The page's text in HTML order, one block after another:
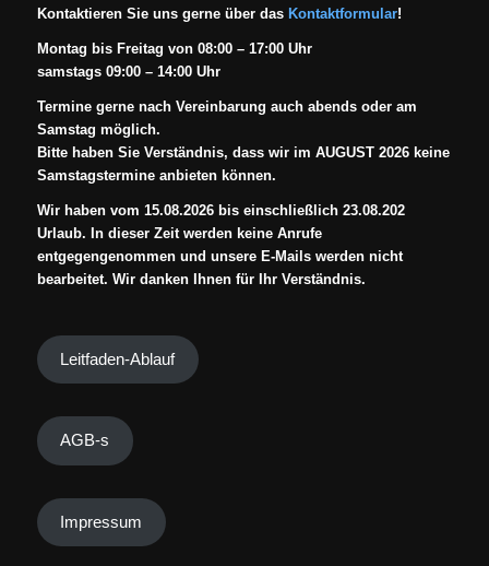
Kontaktieren Sie uns gerne über das Kontaktformular!
Montag bis Freitag von 08:00 – 17:00 Uhr
samstags 09:00 – 14:00 Uhr
Termine gerne nach Vereinbarung auch abends oder am
Samstag möglich.
Bitte haben Sie Verständnis, dass wir im AUGUST 2026 keine
Samstagstermine anbieten können.
Wir haben vom 15.08.2026 bis einschließlich 23.08.202
Urlaub. In dieser Zeit werden keine Anrufe
entgegengenommen und unsere E-Mails werden nicht
bearbeitet. Wir danken Ihnen für Ihr Verständnis.
Leitfaden-Ablauf
AGB-s
Impressum